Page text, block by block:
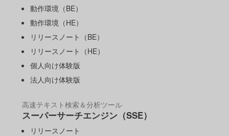
動作環境（BE）
動作環境（HE）
リリースノート（BE）
リリースノート（HE）
個人向け体験版
法人向け体験版
高速テキスト検索＆分析ツール
スーパーサーチエンジン（SSE）
リリースノート